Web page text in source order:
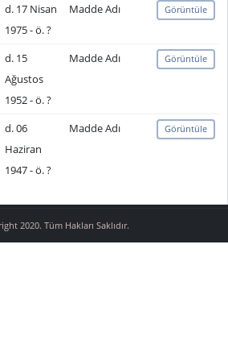
d. 17 Nisan
1975 - ö. ?
Madde Adı Görüntüle
d. 15
Ağustos
1952 - ö. ?
Madde Adı Görüntüle
d. 06
Haziran
1947 - ö. ?
Madde Adı Görüntüle
2020. Tüm Hakları Saklıdır.